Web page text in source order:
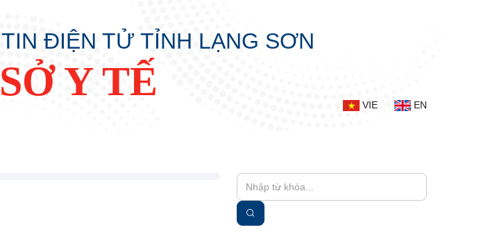
ĐIỆN TỬ TỈNH LẠNG SƠN
SỞ Y TẾ
VIE EN